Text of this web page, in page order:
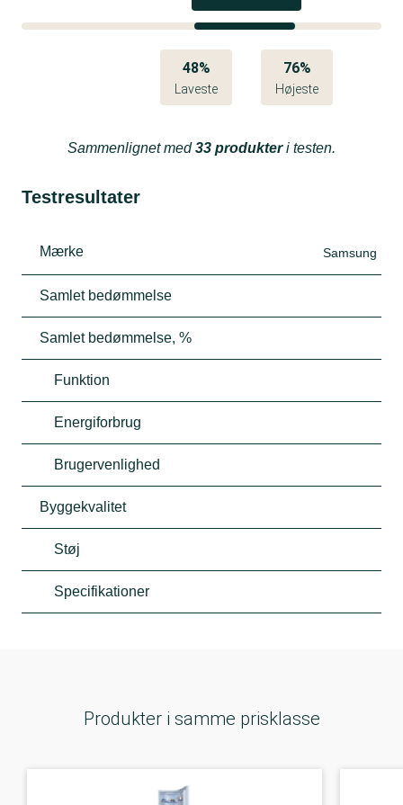
48%
Laveste
76%
Højeste
Sammenlignet med33 produkteri testen.
Testresultater
Mærke Samsung
Samlet bedømmelse
Samlet bedømmelse, %
Funktion
Energiforbrug
Brugervenlighed
Byggekvalitet
Støj
Specifikationer
Produkter i samme prisklasse